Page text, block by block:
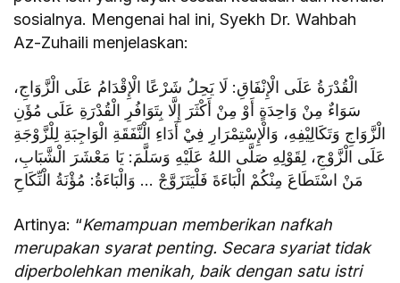
sosialnya. Mengenai hal ini, Syekh Dr. Wahbah
Az-Zuhaili menjelaskan:
الْقُدْرَةُ عَلَى الْإِنْفَاقِ: لَا يَحِلُ شَرْعًا الْإِقْدَامُ عَلَى الْزَّوَاجِ،
سَوَاءٌ مِنْ وَاحِدَةٍ أَوْ مِنْ أَكْثَرَ إِلَّا بِتَوَافُرِ الْقُدْرَةِ عَلَى مُؤَنِ
الْزَّوَاجِ وَتَكَالِيْفِهِ، وَالْإِسْتِمْرَارِ فِيْ أَدَاءِ الْنَّفَقَةِ الْوَاجِبَةِ لِلْزَّوْجَةِ
عَلَى الْزَّوْجِ، لِقَوْلِهِ صَلَّى اللهُ عَلَيْهِ وَسَلَّمَ: يَا مَعْشَرَ الْشَّبَابِ،
مَنْ اسْتَطَاعَ مِنْكُمْ الْبَاءَةَ فَلْيَتَزَوَّجْ … وَالْبَاءَةُ: مُؤْنَةُ الْنِّكَاحِ
Artinya: “Kemampuan memberikan nafkah
merupakan syarat penting. Secara syariat tidak
diperbolehkan menikah, baik dengan satu istri